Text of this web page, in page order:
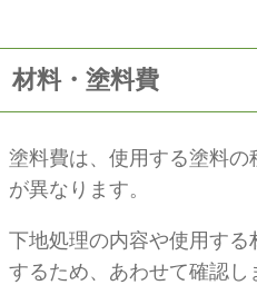
材料・塗料費
塗料費は、使用する塗料
が異なります。
下地処理の内容や使用す
するため、あわせて確認し